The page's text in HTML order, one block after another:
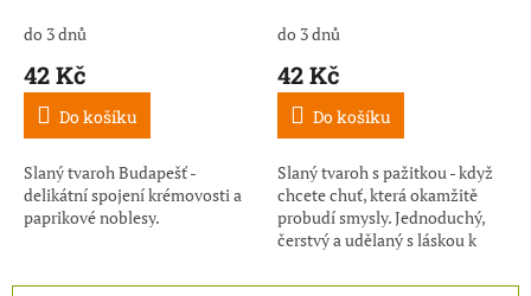
do 3 dnů
42 Kč
Do košíku
Slaný tvaroh Budapešť -
delikátní spojení krémovosti a
paprikové noblesy.
do 3 dnů
42 Kč
Do košíku
Slaný tvaroh s pažitkou - když
chcete chuť, která okamžitě
probudí smysly. Jednoduchý,
čerstvý a udělaný s láskou k